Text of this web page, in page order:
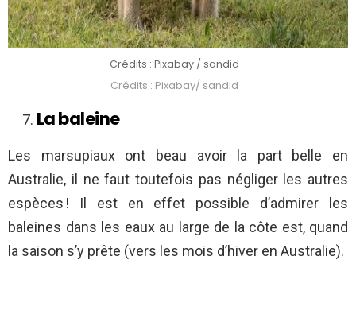
Crédits : Pixabay / sandid
Crédits : Pixabay/ sandid
La baleine
Les marsupiaux ont beau avoir la part belle en
Australie, il ne faut toutefois pas négliger les autres
espèces ! Il est en effet possible d’admirer les
baleines dans les eaux au large de la côte est, quand
la saison s’y prête (vers les mois d’hiver en Australie).